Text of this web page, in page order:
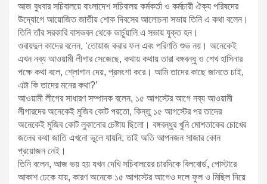
আজ বুধবার সচিবালয়ে বাংলাদেশ সচিবালয় কর্মকর্তা ও কর্মচারী ঐক্য পরিষদের
উদ্যোগে আয়োজিত জাতীয় শোক দিবসের আলোচনা সভায় তিনি এ কথা বলেন।
তিনি তাঁর সরকারি বাসভবন থেকে ভার্চুয়ালি এ সভায় যুক্ত হন।
ওবায়দুল কাদের বলেন, ‘তোয়াজ করার ফল এবং পরিণতি শুভ নয়। অনেকেই
এখন নব্য আওয়ামী লীগার সেজেছে, কথায় কথায় তারা বঙ্গবন্ধু ও শেখ হাসিনার
পক্ষে কথা বলে, শ্লোগান দেয়, প্রসংশা করে। আমি তাদের কাছে জানতে চাই,
এটা কি তাদের মনের কথা?’
আওয়ামী লীগের সাধারণ সম্পাদক বলেন, ১৫ আগস্টের আগে নব্য আওয়ামী
লীগারদের অনেকেই মুজিব কোট পরতো, কিন্তু ১৫ আগস্টের পর তাদের
অনেকেই মুজিব কোট লুকানোর চেষ্টায় ছিলো। বঙ্গবন্ধুর খুনি মোশতাকের চোখের
জলের কথা জাতি এখনো ভুলে যায়নি, তাই অতি আপনজন সাজার কোন
প্রয়োজন নেই।
তিনি বলেন, আজ ভয় হয় যখন দেখি সচিবালয়ের চারদিকে বিলবোর্ড, পোস্টারে
আকাশ ঢেকে যায়, কারণ অনেকে ১৫ আগস্টের আগেও দলে ফুল ও মিছিল নিয়ে